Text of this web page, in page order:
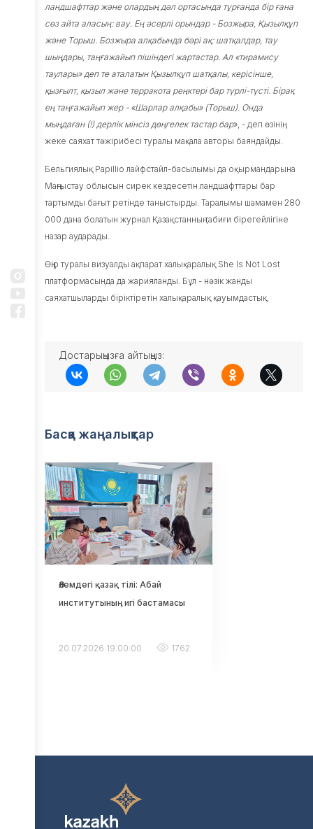
Инвесторларға
Жаңалықтар
Қазақстан
Байланыс
мәліметтері
ландшафттар және олардың дәл ортасында тұрғанда бір ғана
сөз айта аласың: вау. Ең әсерлі орындар - Бозжыра, Қызылқұп
және Торыш. Бозжыра алқабында бәрі ақ: шатқалдар, тау
шыңдары, таңғажайып пішіндегі жартастар. Ал «тирамису
таулары» деп те аталатын Қызылқұп шатқалы, керісінше,
қызғылт, қызыл және терракота реңктері бар түрлі-түсті. Бірақ
ең таңғажайып жер - «Шарлар алқабы» (Торыш). Онда
мыңдаған (!) дерлік мінсіз дөңгелек тастар бар», - деп өзінің
жеке саяхат тәжірибесі туралы мақала авторы баяндайды.
Бельгиялық Papillio лайфстайл-басылымы да оқырмандарына
Маңғыстау облысын сирек кездесетін ландшафттары бар
тартымды бағыт ретінде таныстырды. Таралымы шамамен 280
000 дана болатын журнал Қазақстанның табиғи бірегейлігіне
назар аударады.
Өңір туралы визуалды ақпарат халықаралық She Is Not Lost
платформасында да жарияланды. Бұл - нәзік жанды
саяхатшыларды біріктіретін халықаралық қауымдастық.
Достарыңызға айтыңыз:
Басқа жаңалықтар
Әлемдегі қазақ тілі: Абай
институтының игі бастамасы
20.07.2026 19:00:00 1762
Қазақстан мен Өзбекстан
ортақ туристік кеңістік құру